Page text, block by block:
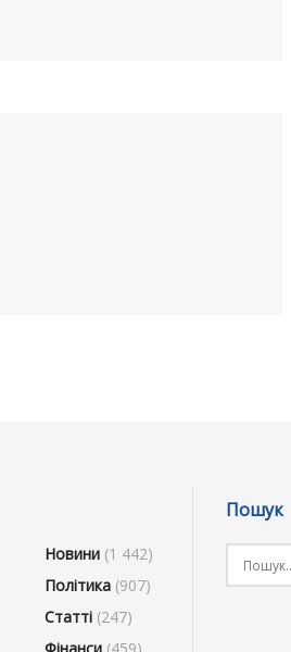
Новини(1 442)
Політика(907)
Статті(247)
Пошук